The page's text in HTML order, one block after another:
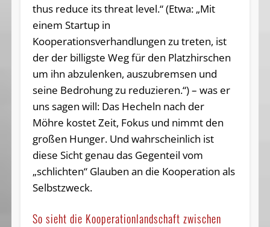
thus reduce its threat level.“ (Etwa: „Mit
einem Startup in
Kooperationsverhandlungen zu treten, ist
der der billigste Weg für den Platzhirschen
um ihn abzulenken, auszubremsen und
seine Bedrohung zu reduzieren.“) – was er
uns sagen will: Das Hecheln nach der
Möhre kostet Zeit, Fokus und nimmt den
großen Hunger. Und wahrscheinlich ist
diese Sicht genau das Gegenteil vom
„schlichten“ Glauben an die Kooperation als
Selbstzweck.
So sieht die Kooperationlandschaft zwischen